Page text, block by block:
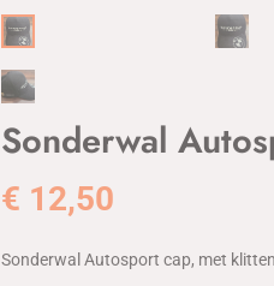
Sonderwal
€ 12,50
Sonderwal Autosport cap, met